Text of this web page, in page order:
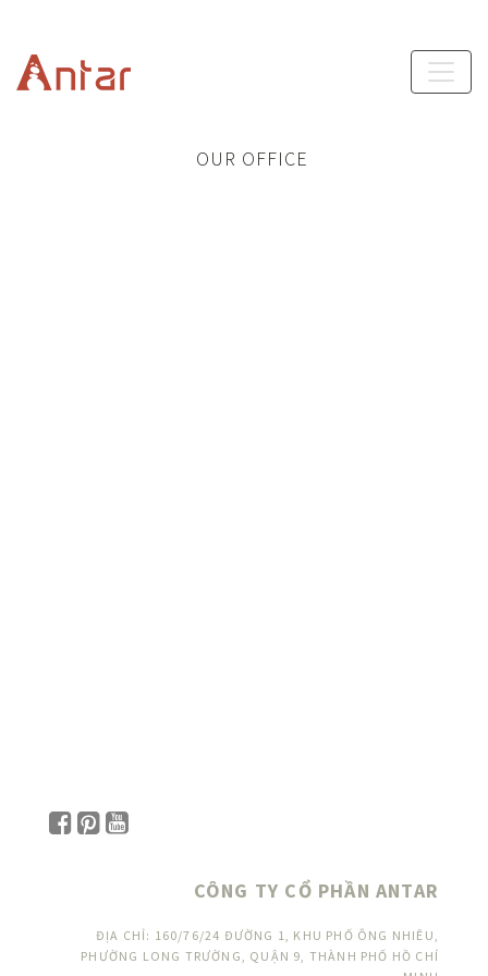
OUR OFFICE
CÔNG TY CỔ PHẦN ANTAR
ĐỊA CHỈ: 160/76/24 ĐƯỜNG 1, KHU PHỐ ÔNG NHIÊU,
PHƯỜNG LONG TRƯỜNG, QUẬN 9, THÀNH PHỐ HỒ CHÍ